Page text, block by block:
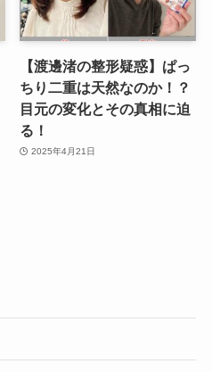
【渡邊渚の整形疑惑】ぱっ
ちり二重は天然なのか！？
目元の変化とその真相に迫
る！
2025年4月21日